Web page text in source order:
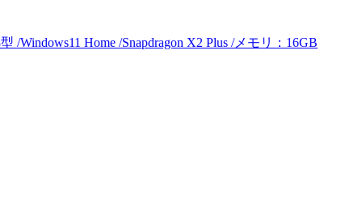
/Windows11 Home /Snapdragon X2 Plus /メモリ：16GB